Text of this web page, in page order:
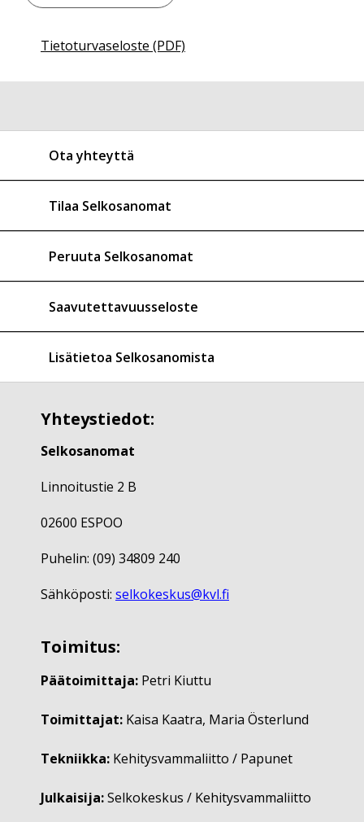
Tietoturvaseloste (PDF)
Ota yhteyttä
Tilaa Selkosanomat
Peruuta Selkosanomat
Saavutettavuusseloste
Lisätietoa Selkosanomista
Yhteystiedot:
Selkosanomat
Linnoitustie 2 B
02600 ESPOO
Puhelin: (09) 34809 240
Sähköposti: selkokeskus@kvl.fi
Toimitus:
Päätoimittaja: Petri Kiuttu
Toimittajat: Kaisa Kaatra, Maria Österlund
Tekniikka: Kehitysvammaliitto / Papunet
Julkaisija:Selkokeskus / Kehitysvammaliitto